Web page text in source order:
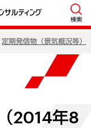
検索
定期発信物（景気概況等）
2014年8